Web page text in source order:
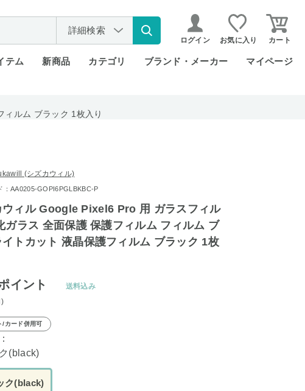
詳細検索
ログイン お気に入り カート
テム 新商品 カテゴリ ブランド・メーカー マイページ
ルム ブラック 1枚入り
(シズカウィル)
：AA0205-GOPI6PGLBKBC-P
ウィル Google Pixel6 Pro 用 ガラスフィル
ガラス 全面保護 保護フィルム フィルム ブ
トカット 液晶保護フィルム ブラック 1枚
イント
)
送料込み
/カード併用可
(black)
ク(black)